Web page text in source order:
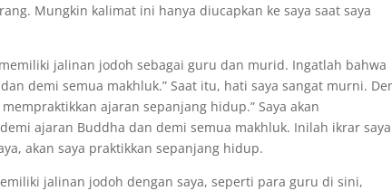
Mungkin kalimat ini hanya diucapkan ke saya saat saya
jalinan jodoh sebagai guru dan murid. Ingatlah bahwa
demi semua makhluk.” Saat itu, hati saya sangat murni.
ajaran sepanjang hidup.” Saya akan
ajaran Buddha dan demi semua makhluk. Inilah ikrar
akan saya praktikkan sepanjang hidup.
jalinan jodoh dengan saya, seperti para guru di sini,